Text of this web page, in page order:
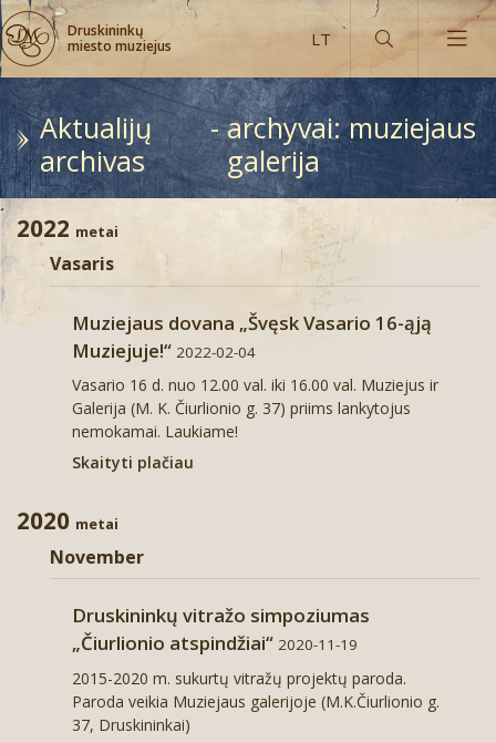
Muziejus šiandien ir vakar
Ekspozicijų lankymo laikas
Bilietų kainos
Bilietų užsakymai internetu
Iki 2012 metų
Nuo 2013 metų
Druskininkų vaizdų atvirukai
Daiktai pažymėti Druskininkų signatūra
Druskininkų įstaigų fotoalbumai
kolekcija
plenerų „M.K.Čiurlionio dienos“ darbai
Leidiniai apie Druskininkus
Aktualijos
Lengva dėlionė
Sudėtinga dėlionė
Kopijavimo paslaugos
Kitos paslaugos
Atvirukai
Suvenyrai
Struktūros schema
Vadovas
Teisinė informacija
Druskininkų
miesto muziejus
Aktualijų
archivas
-archyvai:muziejaus
galerija
2022 metai
Vasaris
Muziejaus dovana „Švęsk Vasario 16-ąją
Muziejuje!“ 2022-02-04
Vasario 16 d. nuo 12.00 val. iki 16.00 val. Muziejus ir
Galerija (M. K. Čiurlionio g. 37) priims lankytojus
nemokamai. Laukiame!
Skaityti plačiau
2020 metai
November
Druskininkų vitražo simpoziumas
„Čiurlionio atspindžiai“ 2020-11-19
2015-2020 m. sukurtų vitražų projektų paroda.
Paroda veikia Muziejaus galerijoje (M.K.Čiurlionio g.
37, Druskininkai)